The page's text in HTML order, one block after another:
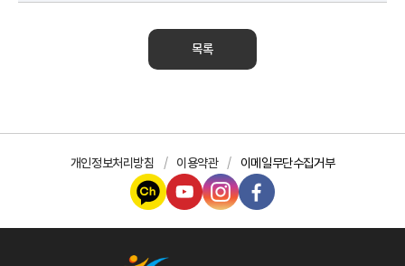
목록
개인정보처리방침 이용약관 이메일무단수집거부